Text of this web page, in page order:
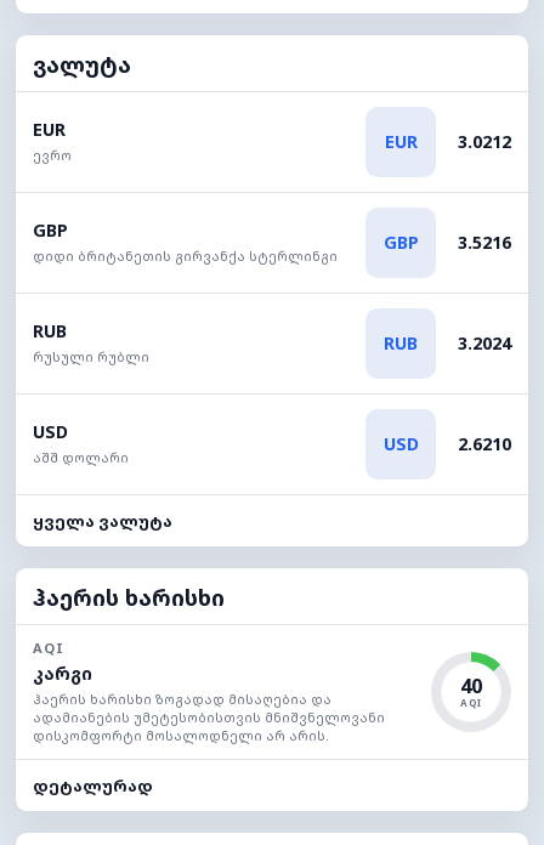
ვალუტა
EUR
ევრო
EUR 3.0212
GBP
დიდი ბრიტანეთის გირვანქა სტერლინგი
GBP 3.5216
RUB
რუსული რუბლი
RUB 3.2024
USD
აშშ დოლარი
USD 2.6210
ყველა ვალუტა
ჰაერის ხარისხი
AQI
კარგი
ჰაერის ხარისხი ზოგადად მისაღებია და
ადამიანების უმეტესობისთვის მნიშვნელოვანი
დისკომფორტი მოსალოდნელი არ არის.
40
AQI
დეტალურად